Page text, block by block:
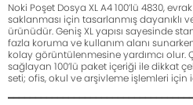
Noki Poşet Dosya XL A4 100’lü 4830,
saklanması için tasarlanmış dayanıklı
ürünüdür. Geniş XL yapısı sayesinde
fazla koruma ve kullanım alanı
kolay görüntülenmesine yardımcı olur.
sağlayan 100’lü paket içeriği ile dikkat
seti; ofis, okul ve arşivleme işlemleri için